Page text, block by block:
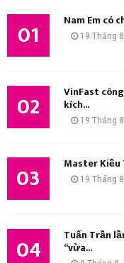
01 Nam Em có
19 Tháng
02 VinFast
kích...
19 Tháng
03 Master Kiều
19 Tháng
04 Tuấn Trần
“vừa...